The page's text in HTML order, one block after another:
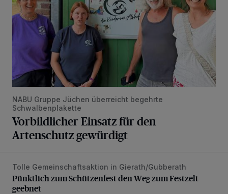
NABU Gruppe Jüchen überreicht begehrte
Schwalbenplakette
Vorbildlicher Einsatz für den
Artenschutz gewürdigt
Pünktlich zum Schützenfest den Weg zum Festzelt
Tolle Gemeinschaftsaktion in Gierath/Gubberath
Pünktlich zum Schützenfest den Weg zum Festzelt
geebnet